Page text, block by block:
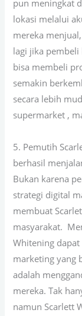
pun meningkat
lokasi melalui
mereka
lagi jika
bisa membeli
semakin
secara lebih
supermarket ,
5. Pemutih
berhasil
Bukan karena
strategi digital
membuat
masyarakat.
Whitening
marketing yang
adalah
mereka. Tak
namun Scarlett